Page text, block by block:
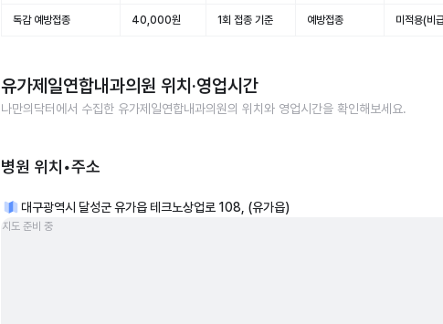
독감 예방접종 40,000원 1회 접종 기준 예방접종 미적용(비
유가제일연합내과의원 위치·영업시간
나만의닥터에서 수집한 유가제일연합내과의원의 위치와 영업시간을 확인해보세요.
병원 위치•주소
대구광역시 달성군 유가읍 테크노상업로 108, (유가읍)
지도 준비 중